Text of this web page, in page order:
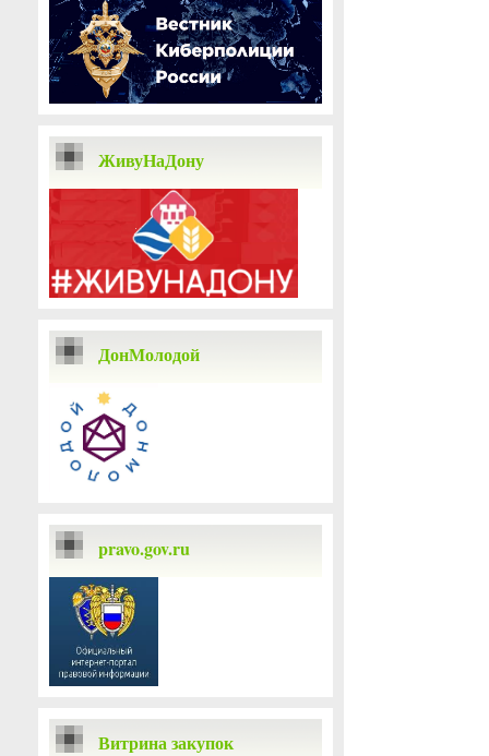
ЖивуНаДону
ДонМолодой
pravo.gov.ru
Витрина закупок